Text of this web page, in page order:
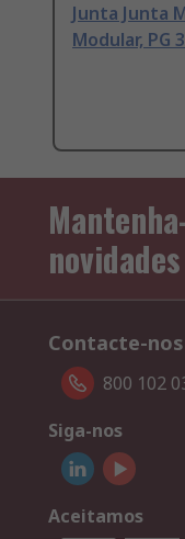
Junta Junta
Modular, PG
Contacte-nos
800 102
Siga-nos
Aceitamos